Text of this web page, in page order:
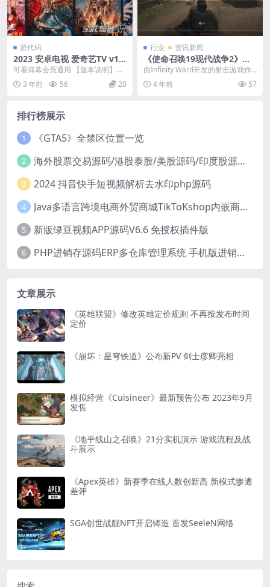
源代码
2023 安卓电视 爱奇艺TV v12.
1.0 去广告极简版
可看弹幕会员通用 【版本说明】：
极简 通用手机会员 适配遥控器 去
广告 小爱提取...
3 年前 56 20
行业 资讯新闻
《使命召唤19现代战争2》新
身法演示 像会开枪的猩猩
由Infinity Ward开发的射击游戏作
品《使命召唤：现代战争2》已于1
0月...4 年前 57
排行榜展示
1 《GTA5》全禁区位置一览
2 海外股票交易源码/港股泰股/美股源码/印度股源码/马拉西亚股票源码/国际股票配资
3 2024 抖音快手短视频解析去水印php源码
4 Java多语言跨境电商外贸商城TikToKshop内嵌商城I商家入驻I一键铺
5 新版绿豆视频APP源码V6.6 免授权插件版
6 PHP进销存源码ERP多仓库管理系统 手机版进销存 php网络版进销存小程序
文章展示
《英雄联盟》修改英雄定价规则 不再按发布时间
定价
《崩坏：星穹铁道》公布新PV 剑士彦卿亮相
模拟经营《Cuisineer》最新预告公布 2023年9月
发售
《地平线山之召唤》21分实机演示 游戏流程及战
斗展示
《Apex英雄》新赛季在线人数创新高 新模式惨遭
差评
SGA创世战舰NFT开启铸造 首发SeeleN网络